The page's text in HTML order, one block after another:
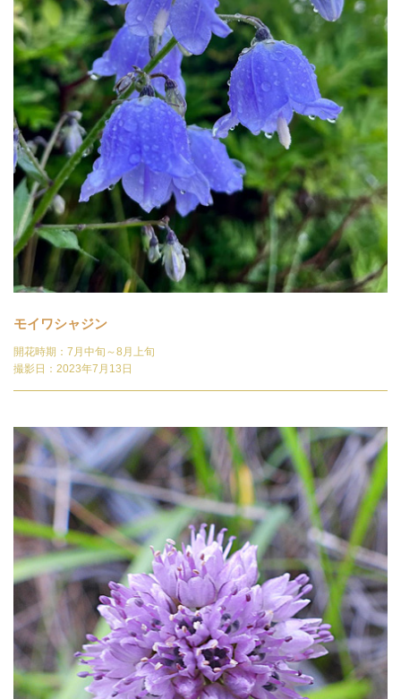
モイワシャジン
開花時期：7月中旬～8月上旬
撮影日：2023年7月13日